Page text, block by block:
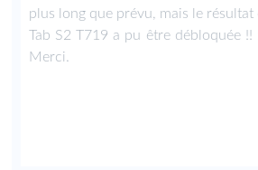
plus long que prévu, mais le résultat
Tab S2 T719 a pu être débloquée !!
Merci.